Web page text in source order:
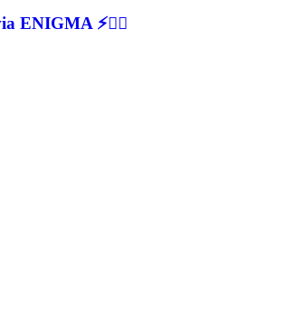
ENIGMA ⚡🕵‍♂